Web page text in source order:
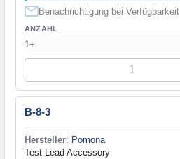
Benachrichtigung bei Verfügbarkeit
ANZAHL
1+
B-8-3
Hersteller: Pomona
Test Lead Accessory